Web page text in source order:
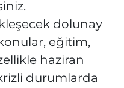
dolunay
eğitim,
haziran
durumlarda